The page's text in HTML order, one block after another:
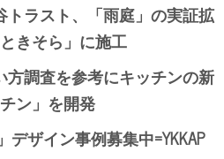
ラスト、「雨庭」の実証拡
きそら」に施工
調査を参考にキッチンの新
ン」を開発
デザイン事例募集中=YKKAP